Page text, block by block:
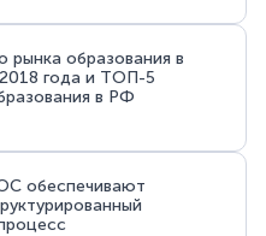
рынка образования в
года и ТОП-5
в РФ
обеспечивают